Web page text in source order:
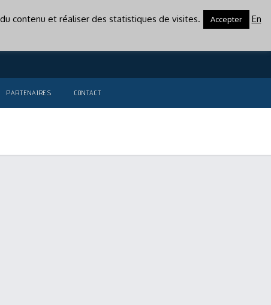
PARTENAIRES CONTACT
contenu et réaliser des statistiques de visites. Accepter
En